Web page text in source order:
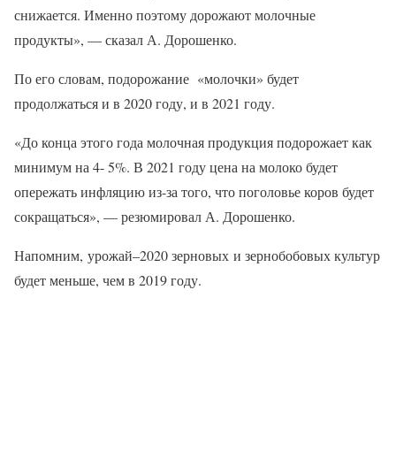
снижается. Именно поэтому дорожают молочные
продукты», — сказал А. Дорошенко.
По его словам, подорожание «молочки» будет
продолжаться и в 2020 году, и в 2021 году.
«До конца этого года молочная продукция подорожает как
минимум на 4- 5%. В 2021 году цена на молоко будет
опережать инфляцию из-за того, что поголовье коров будет
сокращаться», — резюмировал А. Дорошенко.
Напомним, урожай–2020 зерновых и зернобобовых культур
будет меньше, чем в 2019 году.